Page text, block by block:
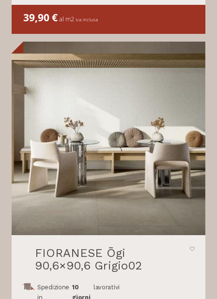
39,90€al m2 iva inclusa
FIORANESE Ōgi
90,6×90,6 Grigio02
Spedizione
in
10
giorni
lavorativi